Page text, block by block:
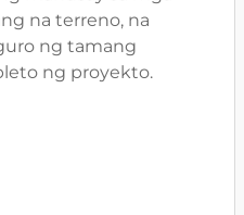
na terreno, na
ng tamang
ng proyekto.